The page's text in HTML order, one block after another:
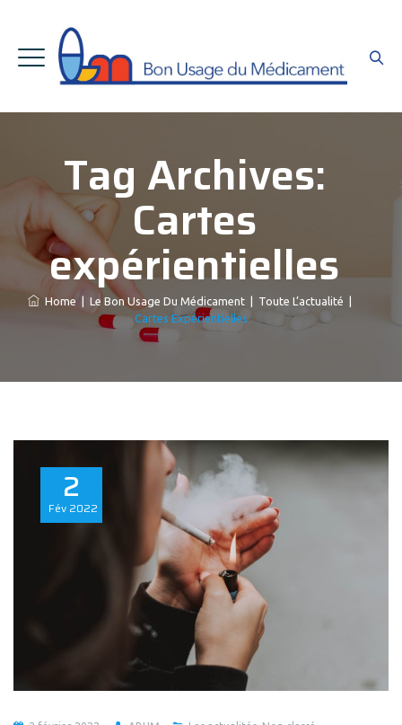
Tag Archives:
Cartes
expérientielles
Home Le Bon Usage Du Médicament Toute L’actualité
Cartes Expérientielles
2
Fév 2022